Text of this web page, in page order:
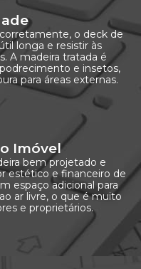
o deck de
longa e resistir às
A madeira tratada é
e insetos,
para áreas externas.
Imóvel
bem projetado e
estético e financeiro de
espaço adicional para
ar livre, o que é muito
e proprietários.